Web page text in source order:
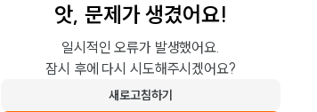
앗, 문제가 생겼어요!
일시적인 오류가 발생했어요.
잠시 후에 다시 시도해주시겠어요?
새로고침하기